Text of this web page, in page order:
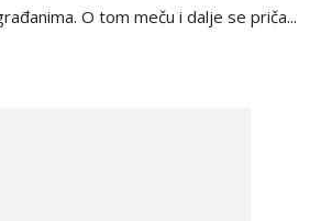
O tom meču i dalje se priča...